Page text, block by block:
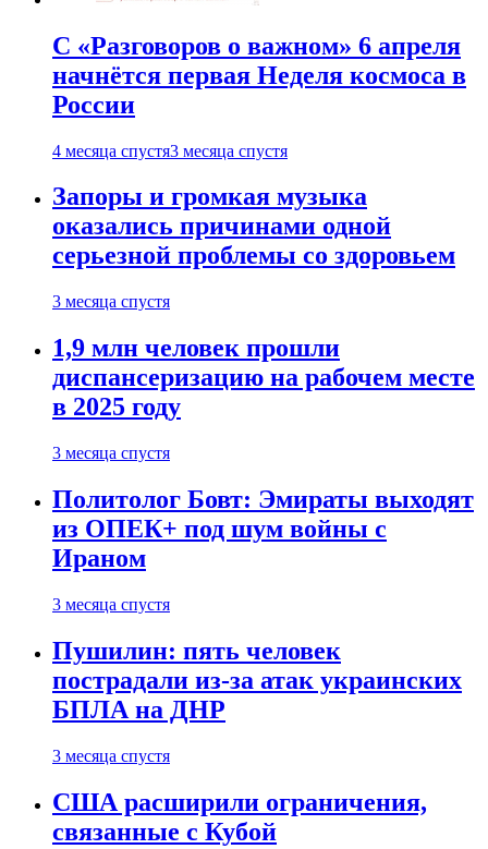
С «Разговоров о важном» 6 апреля
начнётся первая Неделя космоса в
России
4 месяца спустя3 месяца спустя
Запоры и громкая музыка
оказались причинами одной
серьезной проблемы со здоровьем
3 месяца спустя
1,9 млн человек прошли
диспансеризацию на рабочем месте
в 2025 году
3 месяца спустя
Политолог Бовт: Эмираты выходят
из ОПЕК+ под шум войны с
Ираном
3 месяца спустя
Пушилин: пять человек
пострадали из-за атак украинских
БПЛА на ДНР
3 месяца спустя
США расширили ограничения,
связанные с Кубой